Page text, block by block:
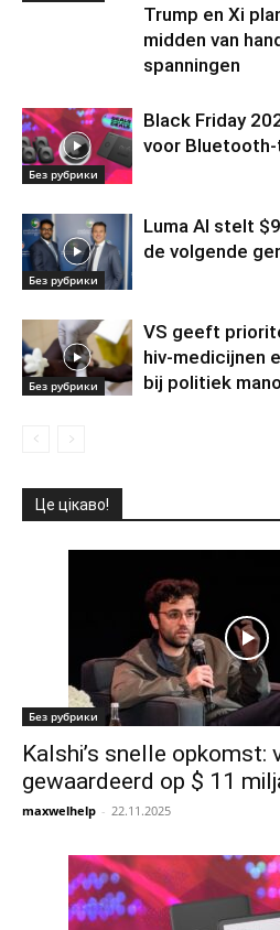
Trump en Xi
midden van
spanningen
Без рубрики
Black Friday
voor
Без рубрики
Luma AI stelt
de volgende
Без рубрики
VS geeft
hiv-medicijnen
bij politiek
Це цікаво!
Без рубрики
Kalshi’s snelle
gewaardeerd op $ 11
maxwelhelp - 22.11.2025